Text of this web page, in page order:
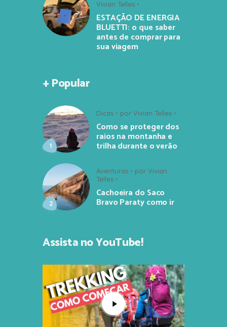
Vivian Telles
ESTAÇÃO DE ENERGIA
BLUETTI: o que saber
antes de comprar para
sua viagem
+ Popular
Dicas por Vivian Telles
Como se proteger dos
raios na montanha e
trilha durante o verão
Aventuras por Vivian
Telles
Cachoeira do Saco
Bravo Paraty como ir
Assista no YouTube!